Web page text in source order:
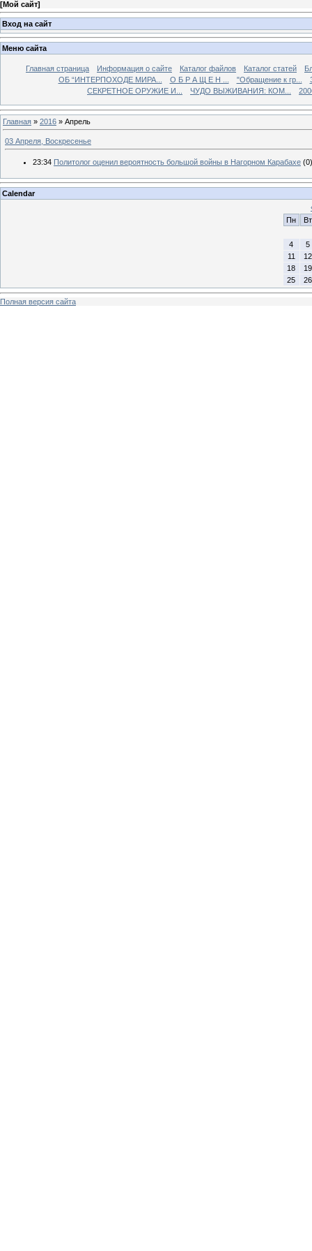
[Мой сайт]
Вход на сайт
Меню сайта
Главная страница Информация о сайте Каталог файлов Каталог статей
ОБ “ИНТЕРПОХОДЕ МИРА...
О Б Р А Щ Е Н ... "Обращение к гр...
СЕКРЕТНОЕ ОРУЖИЕ И...
ЧУДО ВЫЖИВАНИЯ: КОМ...
Главная » 2016 » Апрель
03 Апреля, Воскресенье
23:34 Политолог оценил вероятность большой войны в Нагорном Карабахе (0)
Calendar
Пн
Вт
4
5
11
12
18
19
25
26
Полная версия сайта